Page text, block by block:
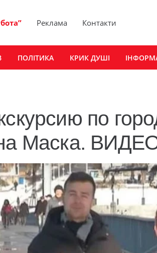
Реклама Контакти
ПОЛІТИКА КРИК ДУШІ
по
Маска.